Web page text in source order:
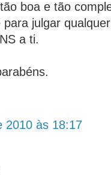
boa e tão
julgar
a ti.
2010 às 18:17